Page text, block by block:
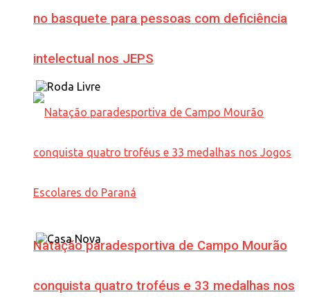
no basquete para pessoas com deficiência
intelectual nos JEPS
Natação paradesportiva de Campo Mourão
conquista quatro troféus e 33 medalhas nos